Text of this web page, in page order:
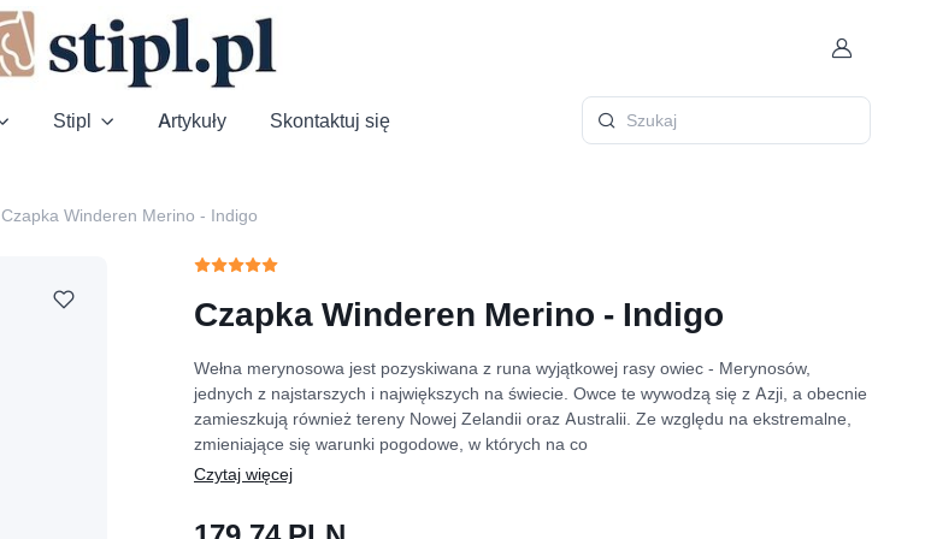
Konto
Stipl Artykuły Skontaktuj się Szukaj
Czapka Winderen Merino - Indigo
Czapka Winderen Merino - Indigo
Wełna merynosowa jest pozyskiwana z runa wyjątkowej rasy owiec - Merynosów,
jednych z najstarszych i największych na świecie. Owce te wywodzą się z Azji, a obecnie
zamieszkują również tereny Nowej Zelandii oraz Australii. Ze względu na ekstremalne,
zmieniające się warunki pogodowe, w których na co